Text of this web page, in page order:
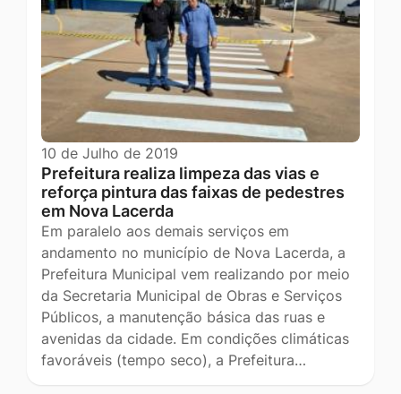
10 de Julho de 2019
Prefeitura realiza limpeza das vias e
reforça pintura das faixas de pedestres
em Nova Lacerda
Em paralelo aos demais serviços em
andamento no município de Nova Lacerda, a
Prefeitura Municipal vem realizando por meio
da Secretaria Municipal de Obras e Serviços
Públicos, a manutenção básica das ruas e
avenidas da cidade. Em condições climáticas
favoráveis (tempo seco), a Prefeitura…